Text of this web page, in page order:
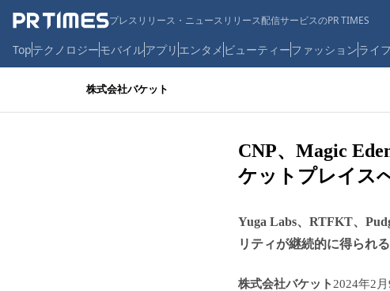
プレスリリース・ニュースリリース配信サービスのPR TIMES
Topテクノロジーモバイルアプリ エンタメ ビューティーファッションライ
株式会社バケット
CNP、Magic
ケットプレイス
Yuga Labs、RTFKT、
リティが継続的に得られ
株式会社バケット 2024年2